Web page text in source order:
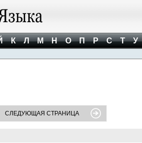
К Л М Н О П Р С Т У
СЛЕДУЮЩАЯ СТРАНИЦА